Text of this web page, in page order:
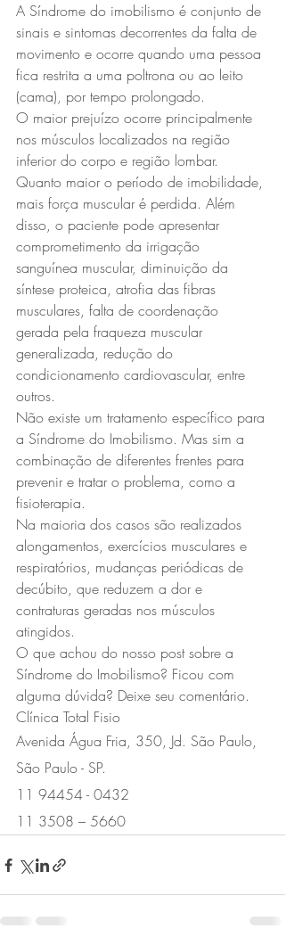
A Síndrome do imobilismo é conjunto de
sinais e sintomas decorrentes da falta de
movimento e ocorre quando uma pessoa
fica restrita a uma poltrona ou ao leito
(cama), por tempo prolongado.
O maior prejuízo ocorre principalmente
nos músculos localizados na região
inferior do corpo e região lombar.
Quanto maior o período de imobilidade,
mais força muscular é perdida. Além
disso, o paciente pode apresentar
comprometimento da irrigação
sanguínea muscular, diminuição da
síntese proteica, atrofia das fibras
musculares, falta de coordenação
gerada pela fraqueza muscular
generalizada, redução do
condicionamento cardiovascular, entre
outros.
Não existe um tratamento específico para
a Síndrome do Imobilismo. Mas sim a
combinação de diferentes frentes para
prevenir e tratar o problema, como a
fisioterapia.
Na maioria dos casos são realizados
alongamentos, exercícios musculares e
respiratórios, mudanças periódicas de
decúbito, que reduzem a dor e
contraturas geradas nos músculos
atingidos.
O que achou do nosso post sobre a
Síndrome do Imobilismo? Ficou com
alguma dúvida? Deixe seu comentário.
Clínica Total Fisio
Avenida Água Fria, 350, Jd. São Paulo,
São Paulo - SP.
11 94454 - 0432
11 3508 – 5660